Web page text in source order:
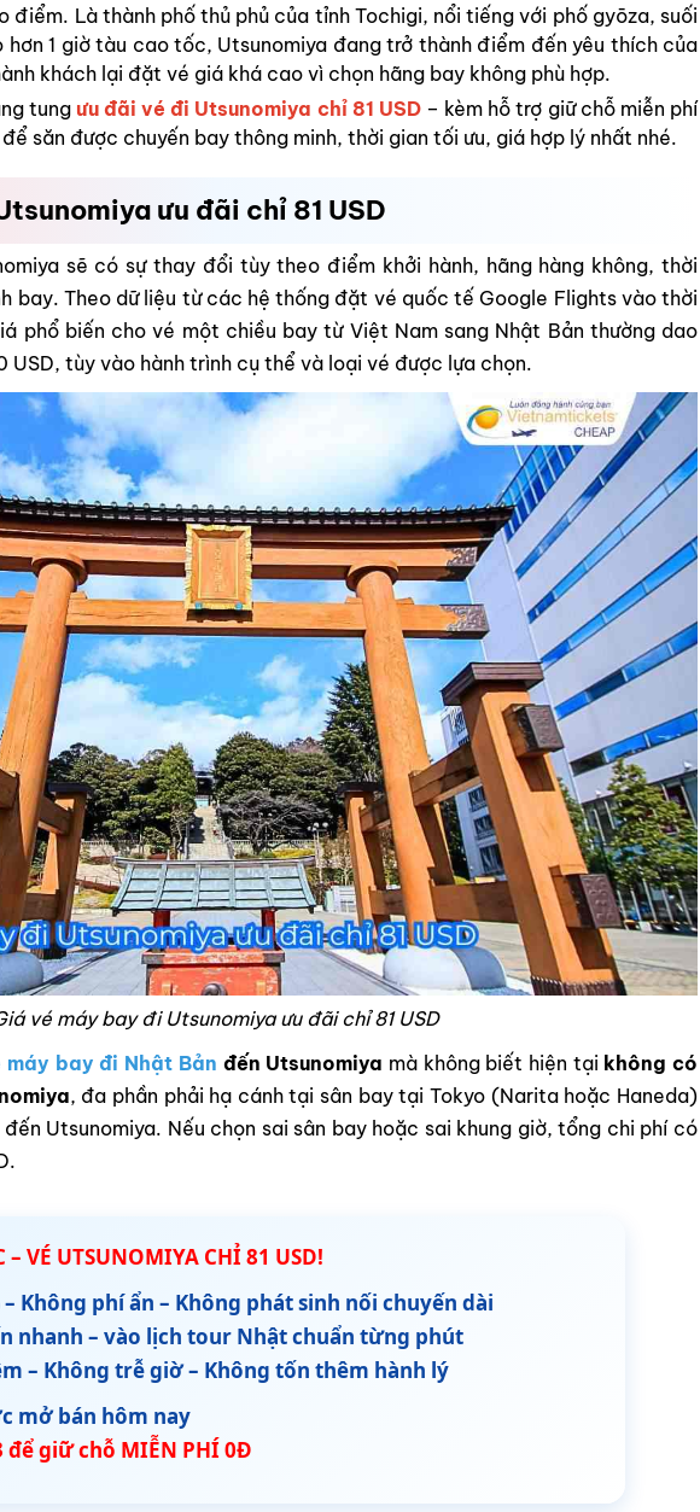
điểm. Là thành phố thủ phủ của tỉnh Tochigi, nổi tiếng với phố gyōza, suối
hơn 1 giờ tàu cao tốc, Utsunomiya đang trở thành điểm đến yêu thích của
khách lại đặt vé giá khá cao vì chọn hãng bay không phù hợp.
tung ưu đãi vé đi Utsunomiya chỉ 81 USD– kèm hỗ trợ giữ chỗ miễn phí
săn được chuyến bay thông minh, thời gian tối ưu, giá hợp lý nhất nhé.
ưu đãi chỉ 81 USD
sẽ có sự thay đổi tùy theo điểm khởi hành, hãng hàng không, thời
bay. Theo dữ liệu từ các hệ thống đặt vé quốc tế Google Flights vào thời
phổ biến cho vé một chiều bay từ Việt Nam sang Nhật Bản thường dao
tùy vào hành trình cụ thể và loại vé được lựa chọn.
vé máy bay đi Utsunomiya ưu đãi chỉ 81 USD
máy bay đi Nhật Bản đến Utsunomiya mà không biết hiện tại không có
, đa phần phải hạ cánh tại sân bay tại Tokyo (Narita hoặc Haneda)
Utsunomiya. Nếu chọn sai sân bay hoặc sai khung giờ, tổng chi phí có
– VÉ UTSUNOMIYA CHỈ 81 USD!
– Không phí ẩn – Không phát sinh nối chuyến dài
nhanh – vào lịch tour Nhật chuẩn từng phút
– Không trễ giờ – Không tốn thêm hành lý
mở bán hôm nay
để giữ chỗ MIỄN PHÍ 0Đ